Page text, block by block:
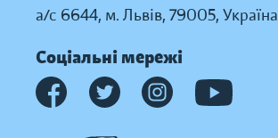
а/с 6644, м. Львів, 79005, Україна
Соціальні мережі